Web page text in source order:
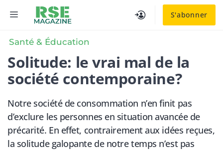
S'abonner
MENU
Santé & Éducation
Solitude: le vrai mal de la
société contemporaine?
Notre société de consommation n’en finit pas
d’exclure les personnes en situation avancée de
précarité. En effet, contrairement aux idées reçues,
la solitude galopante de notre temps n’est pas